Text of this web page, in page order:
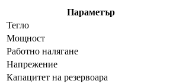
Параметър
Тегло
Мощност
Работно налягане
Напрежение
Капацитет на резервоара